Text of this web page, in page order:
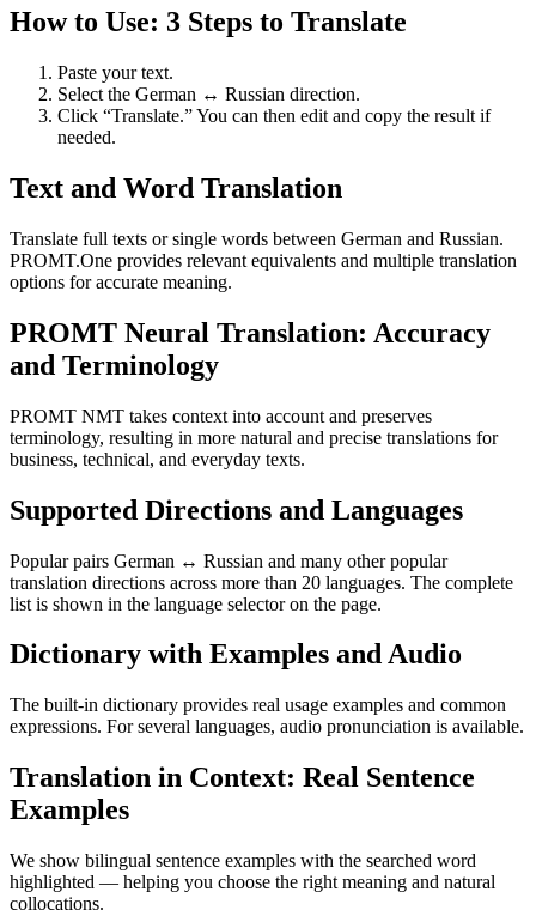
How to Use: 3 Steps to Translate
Paste your text.
Select the German ↔ Russian direction.
Click “Translate.” You can then edit and copy the result if
needed.
Text and Word Translation
Translate full texts or single words between German and Russian.
PROMT.One provides relevant equivalents and multiple translation
options for accurate meaning.
PROMT Neural Translation: Accuracy
and Terminology
PROMT NMT takes context into account and preserves
terminology, resulting in more natural and precise translations for
business, technical, and everyday texts.
Supported Directions and Languages
Popular pairs German ↔ Russian and many other popular
translation directions across more than 20 languages. The complete
list is shown in the language selector on the page.
Dictionary with Examples and Audio
The built-in dictionary provides real usage examples and common
expressions. For several languages, audio pronunciation is available.
Translation in Context: Real Sentence
Examples
We show bilingual sentence examples with the searched word
highlighted — helping you choose the right meaning and natural
collocations.